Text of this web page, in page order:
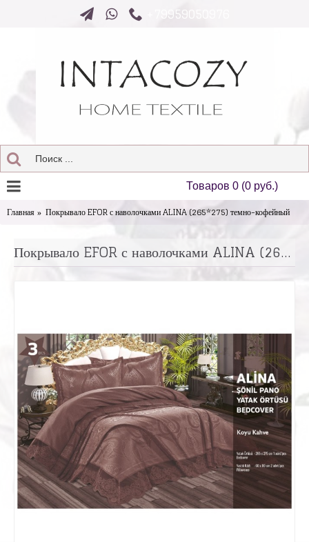
+79959050976
Товаров 0 (0 руб.)
Главная Покрывало EFOR с наволочками ALINA (265*275) темно-кофейный
Покрывало EFOR с наволочками ALINA (265*275) темно-кофейный